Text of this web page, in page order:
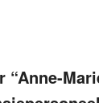
“Anne-